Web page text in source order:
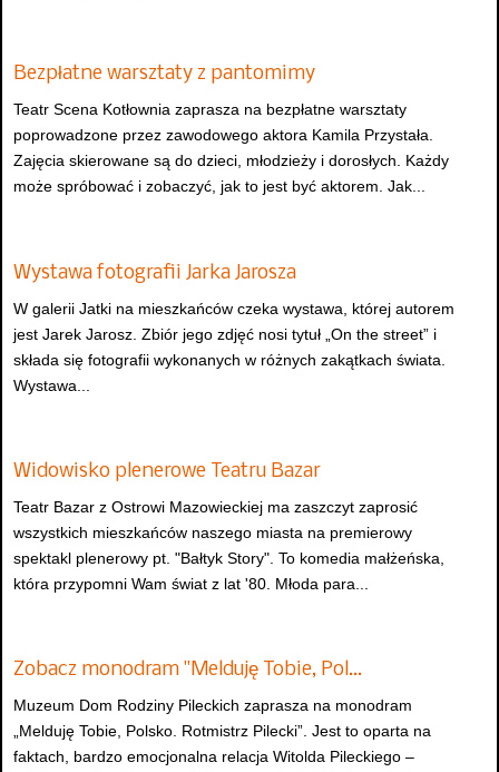
Bezpłatne warsztaty z pantomimy
Teatr Scena Kotłownia zaprasza na bezpłatne warsztaty
poprowadzone przez zawodowego aktora Kamila Przystała.
Zajęcia skierowane są do dzieci, młodzieży i dorosłych. Każdy
może spróbować i zobaczyć, jak to jest być aktorem. Jak...
Wystawa fotografii Jarka Jarosza
W galerii Jatki na mieszkańców czeka wystawa, której autorem
jest Jarek Jarosz. Zbiór jego zdjęć nosi tytuł „On the street” i
składa się fotografii wykonanych w różnych zakątkach świata.
Wystawa...
Widowisko plenerowe Teatru Bazar
Teatr Bazar z Ostrowi Mazowieckiej ma zaszczyt zaprosić
wszystkich mieszkańców naszego miasta na premierowy
spektakl plenerowy pt. "Bałtyk Story". To komedia małżeńska,
która przypomni Wam świat z lat '80. Młoda para...
Zobacz monodram "Melduję Tobie, Pol…
Muzeum Dom Rodziny Pileckich zaprasza na monodram
„Melduję Tobie, Polsko. Rotmistrz Pilecki”. Jest to oparta na
faktach, bardzo emocjonalna relacja Witolda Pileckiego –